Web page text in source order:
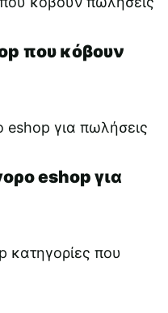
που κόβουν
eshop για